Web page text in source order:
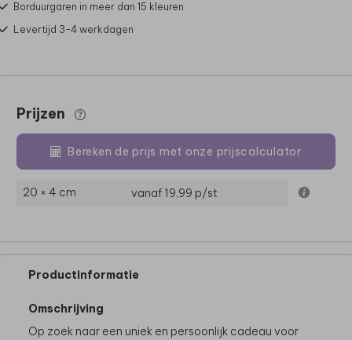
Borduurgaren in meer dan 15 kleuren
Levertijd 3-4 werkdagen
Prijzen
Bereken de prijs met onze prijscalculator
20 × 4 cm vanaf 19,99 p/st
Productinformatie
Omschrijving
Op zoek naar een uniek en persoonlijk cadeau voor